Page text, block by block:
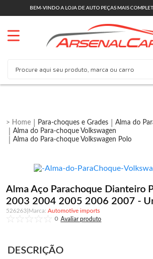
BEM-VINDO A LOJA DE AUTO PEÇAS MAIS
Para-choques e Grades
Alma do
Alma do Para-choque Volkswagen
Alma do Para-choque Volkswagen Polo
Alma Aço Parachoque Dianteiro
2003 2004 2005 2006 2007 -
526263
Automotive imports
0
DESCRIÇÃO